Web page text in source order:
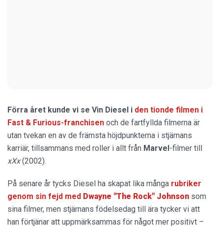
Förra året kunde vi se Vin Diesel i den tionde filmen i
Fast & Furious-franchisen och de fartfyllda filmerna är
utan tvekan en av de främsta höjdpunkterna i stjärnans
karriär, tillsammans med roller i allt från Marvel-filmer till
xXx(2002).
På senare år tycks Diesel ha skapat lika många rubriker
genom sin fejd med Dwayne "The Rock" Johnson som
sina filmer, men stjärnans födelsedag till ära tycker vi att
han förtjänar att uppmärksammas för något mer positivt –